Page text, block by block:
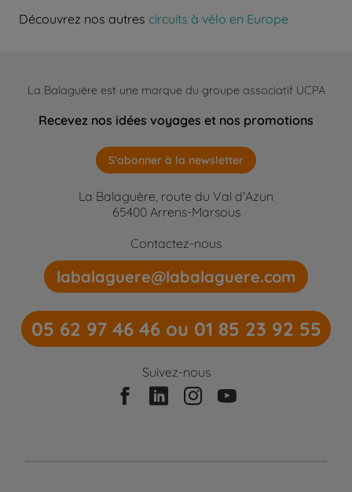
Découvrez nos autres circuits à vélo en Europe
La Balaguère est une marque du groupe associatif UCPA
Recevez nos idées voyages et nos promotions
S'abonner à la newsletter
La Balaguère, route du Val d'Azun
65400 Arrens-Marsous
Contactez-nous
labalaguere@labalaguere.com
05 62 97 46 46 ou 01 85 23 92 55
Suivez-nous